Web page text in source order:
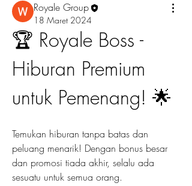
Royale Group
18 Maret 2024
🏆 Royale Boss -
Hiburan Premium
untuk Pemenang! 🌟
Temukan hiburan tanpa batas dan
peluang menarik! Dengan bonus besar
dan promosi tiada akhir, selalu ada
sesuatu untuk semua orang.